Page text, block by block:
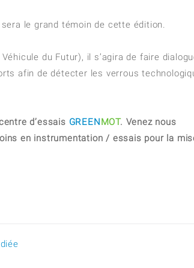
le grand témoin de cette édition.
du Futur), il s’agira de faire
afin de détecter les verrous
d’essais GREEN MOT. Venez nous
en instrumentation / essais pour la